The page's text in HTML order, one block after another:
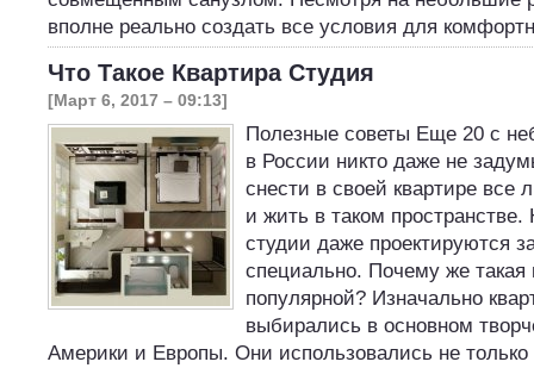
вполне реально создать все условия для
Что Такое Квартира Студия
[Март 6, 2017 – 09:13]
Полезные советы Еще 20 с
в России никто даже не
снести в своей квартире все
и жить в таком
студии даже проектируются
специально. Почему же такая
популярной? Изначально
выбирались в основном
Америки и Европы. Они использовались не